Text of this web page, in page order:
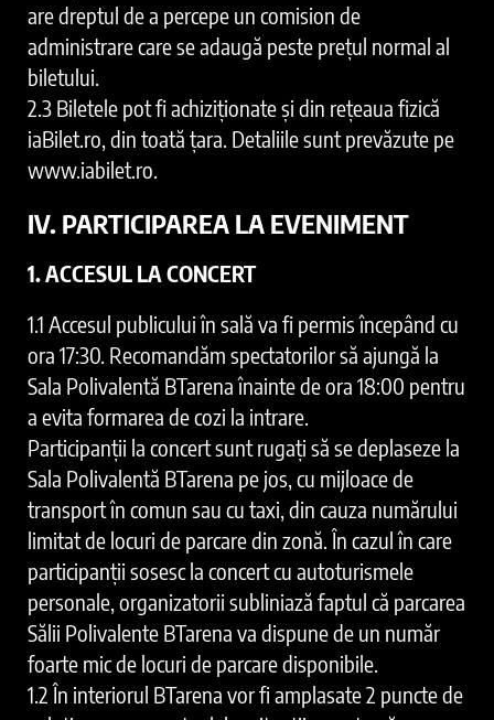
are dreptul de a percepe un comision de
administrare care se adaugă peste prețul normal al
biletului.
2.3 Biletele pot fi achiziționate și din rețeaua fizică
iaBilet.ro, din toată țara. Detaliile sunt prevăzute pe
www.iabilet.ro.
IV. PARTICIPAREA LA EVENIMENT
1. ACCESUL LA CONCERT
1.1 Accesul publicului în sală va fi permis începând cu
ora 17:30. Recomandăm spectatorilor să ajungă la
Sala Polivalentă BTarena înainte de ora 18:00 pentru
a evita formarea de cozi la intrare.
Participanții la concert sunt rugați să se deplaseze la
Sala Polivalentă BTarena pe jos, cu mijloace de
transport în comun sau cu taxi, din cauza numărului
limitat de locuri de parcare din zonă. În cazul în care
participanții sosesc la concert cu autoturismele
personale, organizatorii subliniază faptul că parcarea
Sălii Polivalente BTarena va dispune de un număr
foarte mic de locuri de parcare disponibile.
1.2 În interiorul BTarena vor fi amplasate 2 puncte de